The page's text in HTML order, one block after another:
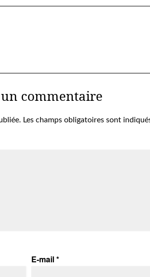
commentaire
Les champs obligatoires sont
E-mail*